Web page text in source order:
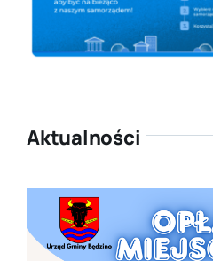
Aktualności